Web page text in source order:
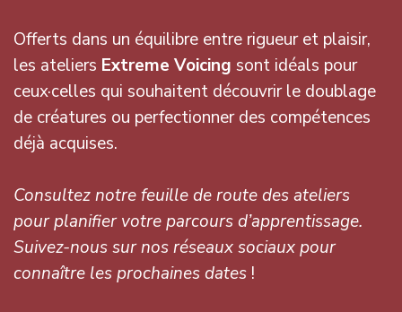
Offerts dans un équilibre entre rigueur et plaisir,
les ateliers Extreme Voicing sont idéals pour
ceux·celles qui souhaitent découvrir le doublage
de créatures ou perfectionner des compétences
déjà acquises.
Consultez notre feuille de route des ateliers
pour planifier votre parcours d’apprentissage.
Suivez-nous sur nos réseaux sociaux pour
connaître les prochaines dates !